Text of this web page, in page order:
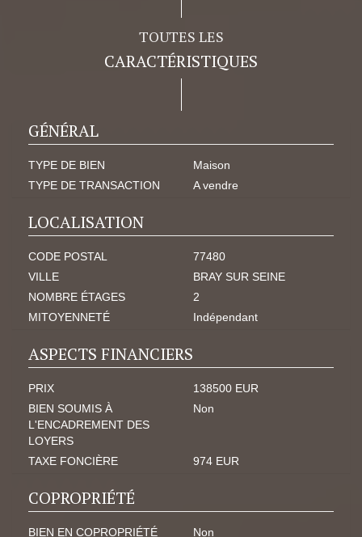
TOUTES LES
CARACTÉRISTIQUES
GÉNÉRAL
TYPE DE BIEN
Maison
TYPE DE TRANSACTION
A vendre
LOCALISATION
CODE POSTAL
77480
VILLE
BRAY SUR SEINE
NOMBRE ÉTAGES
2
MITOYENNETÉ
Indépendant
ASPECTS FINANCIERS
PRIX
138500 EUR
BIEN SOUMIS À
L'ENCADREMENT DES
LOYERS
Non
TAXE FONCIÈRE 974 EUR
COPROPRIÉTÉ
BIEN EN COPROPRIÉTÉ Non